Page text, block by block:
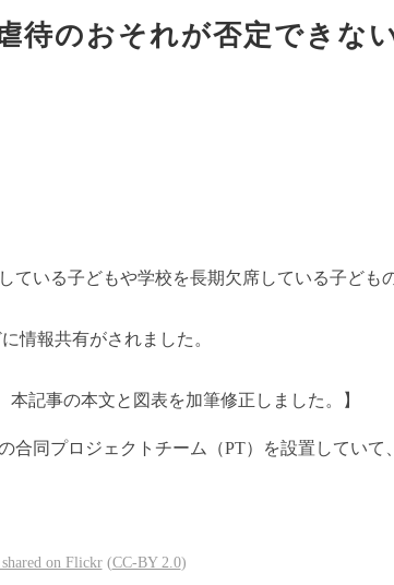
のおそれが否定できな
いる子どもや学校を長期欠席している子ども
情報共有がされました。
記事の本文と図表を加筆修正しました。】
同プロジェクトチーム（PT）を設置していて
on Flickr(CC-BY 2.0)